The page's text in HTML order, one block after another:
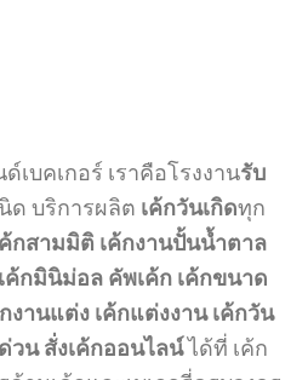
เบคเกอร์ เราคือโรงงานรับ
ด บริการผลิต เค้กวันเกิดทุก
ค้กสามมิติ เค้กงานปั้นน้ำตาล
เค้กมินิม่อล คัพเค้ก เค้กขนาด
งานแต่ง เค้กแต่งงาน เค้กวัน
วน สั่งเค้กออนไลน์ได้ที่ เค้ก